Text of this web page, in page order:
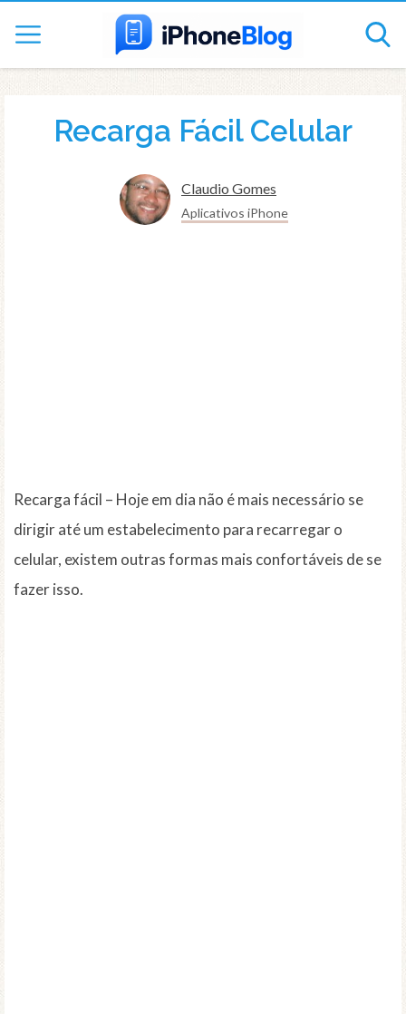
Recarga Fácil Celular
Claudio Gomes
Aplicativos iPhone
Recarga fácil – Hoje em dia não é mais necessário se
dirigir até um estabelecimento para recarregar o
celular, existem outras formas mais confortáveis de se
fazer isso.